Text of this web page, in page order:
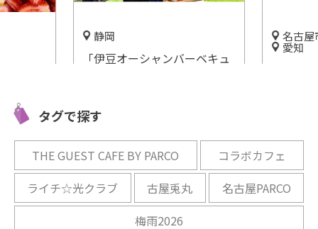
シャンバーベキュ
「THE NATIONAL GALLERY
開催中
タグで探す
THE GUEST CAFE BY PARCO
コラボカフェ
ライチ☆光クラブ
古屋兎丸
名古屋PARCO
梅雨2026